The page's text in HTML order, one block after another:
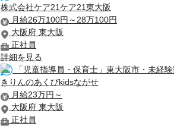
株式会社ケア21ケア21東大阪
月給26万100円～28万100円
大阪府 東大阪
正社員
詳細を見る
「児童指導員・保育士」東大阪市・未経
きりんのあくびkidsながせ
月給23万円～
大阪府 東大阪
正社員